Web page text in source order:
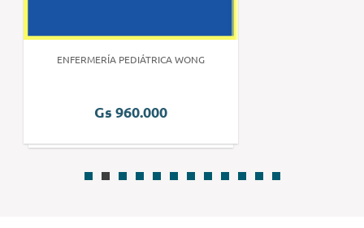
ENFERMERÍA PEDIÁTRICA WONG
Gs 960.000